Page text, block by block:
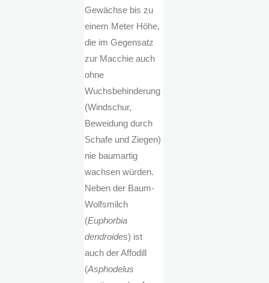
Gewächse bis zu
einem Meter Höhe,
die im Gegensatz
zur Macchie auch
ohne
Wuchsbehinderung
(Windschur,
Beweidung durch
Schafe und Ziegen)
nie baumartig
wachsen würden.
Neben der Baum-
Wolfsmilch
(Euphorbia
dendroides) ist
auch der Affodill
(Asphodelus